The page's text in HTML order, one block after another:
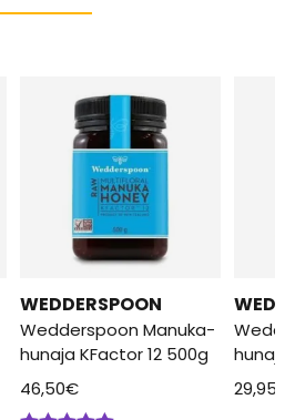
WEDDERSPOON
Wedderspoon Manuka-
hunaja KFactor 12 500g
46,50€
29,95